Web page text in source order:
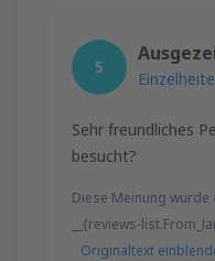
5
Sehr freundliches
besucht?
Diese Meinung
__{reviews-
Originaltext